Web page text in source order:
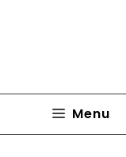
Menu